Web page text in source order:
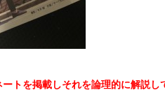
トを掲載しそれを論理的に解説し